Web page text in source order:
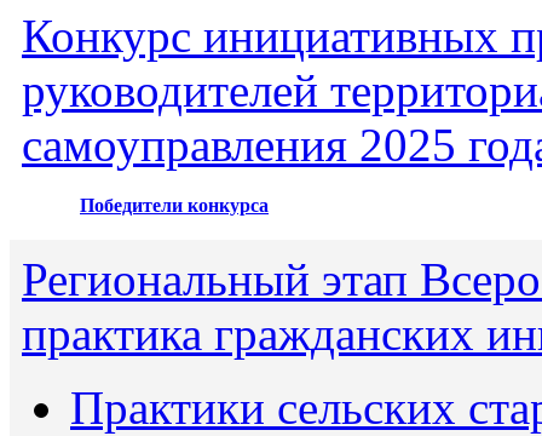
Конкурс инициативных
руководителей
самоуправления 2025
Победители конкурса
Региональный этап
практика гражданских
Практики сельских